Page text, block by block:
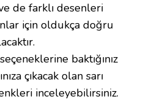
de farklı desenleri
için oldukça doğru
baktığınız
çıkacak olan sarı
inceleyebilirsiniz.